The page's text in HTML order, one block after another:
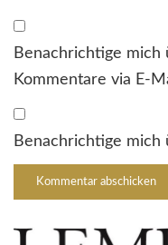
Benachrichtige mich
Kommentare via E-
Benachrichtige mich